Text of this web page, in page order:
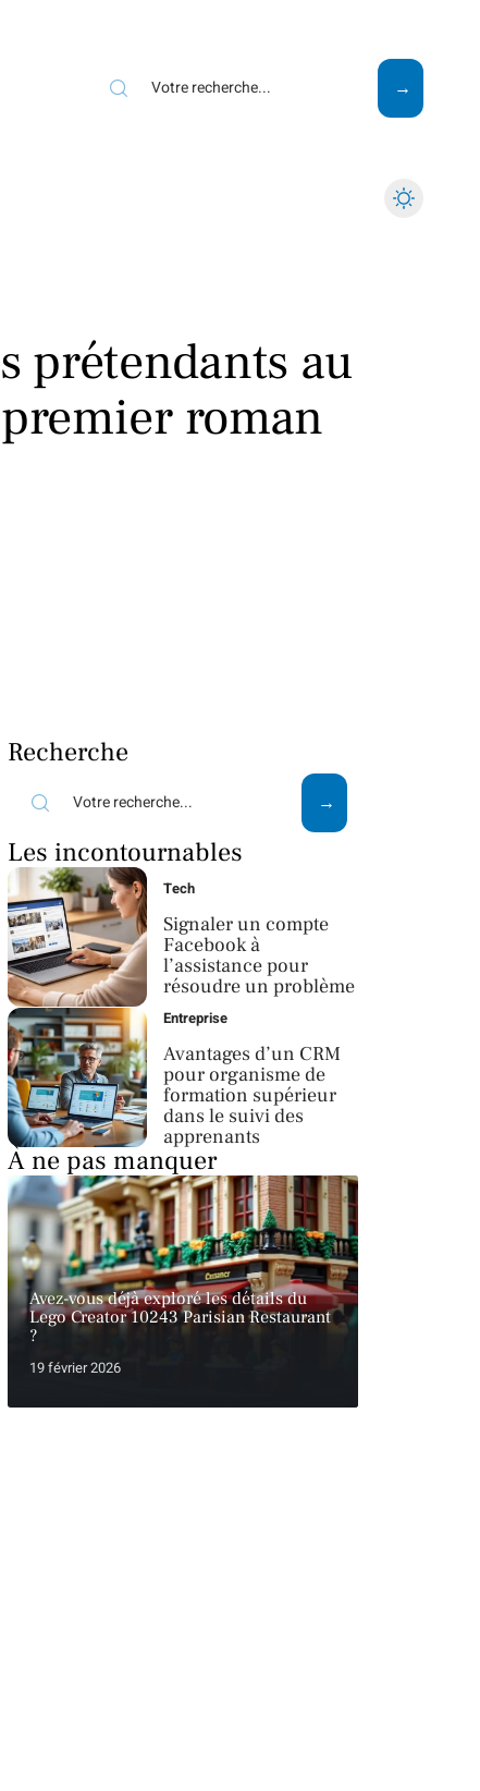
prétendants au
roman
Recherche
Les incontournables
Tech
Signaler un compte
Facebook à
l’assistance pour
résoudre un problème
Entreprise
Avantages d’un CRM
pour organisme de
formation supérieur
dans le suivi des
apprenants
À ne pas manquer
Avez-vous déjà exploré les détails du
Lego Creator 10243 Parisian Restaurant
?
19 février 2026